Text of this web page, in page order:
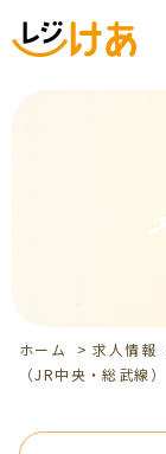
ホーム >求人情報
（JR中央・総武線）